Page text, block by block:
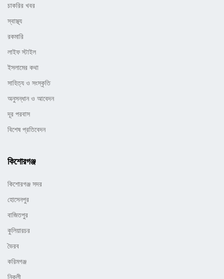
চাকরির খবর
স্বাস্থ্য
রকমারি
লাইফ স্টাইল
ইসলামের কথা
সাহিত্য ও সংস্কৃতি
অনুসন্ধান ও আবেদন
দূর পরবাস
বিশেষ প্রতিবেদন
কিশোরগঞ্জ
কিশোরগঞ্জ সদর
হোসেনপুর
বাজিতপুর
কুলিয়ারচর
ভৈরব
করিমগঞ্জ
নিকলী